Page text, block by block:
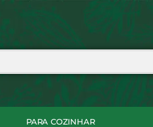
PARA COZINHAR